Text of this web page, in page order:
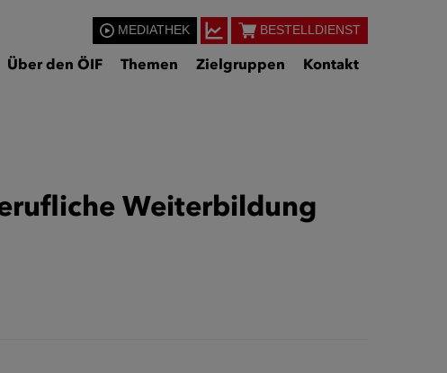
MEDIATHEK BESTELLDIENST
Über den ÖIF Themen Zielgruppen Kontakt
Weiterbildung